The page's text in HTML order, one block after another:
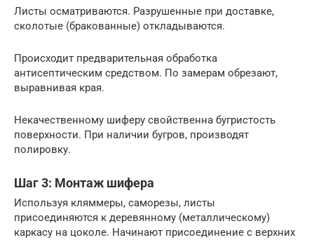
Листы осматриваются. Разрушенные при доставке,
сколотые (бракованные) откладываются.
Происходит предварительная обработка
антисептическим средством. По замерам обрезают,
выравнивая края.
Некачественному шиферу свойственна бугристость
поверхности. При наличии бугров, производят
полировку.
Шаг 3: Монтаж шифера
Используя кляммеры, саморезы, листы
присоединяются к деревянному (металлическому)
каркасу на цоколе. Начинают присоединение с верхних